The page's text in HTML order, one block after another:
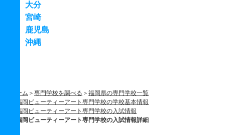
大分
宮崎
鹿児島
沖縄
ホーム 専門学校を調べる
福岡県の専門学校一覧
福岡ビューティーアート専門学校の学校基本情報
福岡ビューティーアート専門学校の入試情報
福岡ビューティーアート専門学校の入試情報詳細